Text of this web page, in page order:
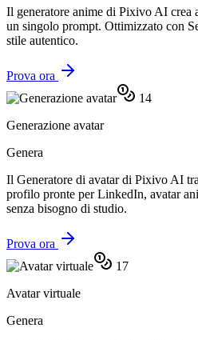
Il generatore anime di Pixivo AI crea
un singolo prompt. Ottimizzato con
stile autentico.
Prova ora
14
Generazione avatar
Genera
Il Generatore di avatar di Pixivo AI
profilo pronte per LinkedIn, avatar
senza bisogno di studio.
Prova ora
17
Avatar virtuale
Genera